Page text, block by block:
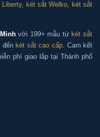
Liberty, két sắt Welko, két sắt
với 199+ mẫu từ két sắt
đến két sắt cao cấp. Cam kết
phí giao lắp tại Thành phố